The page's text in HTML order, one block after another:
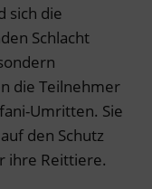
sich die
Schlacht
die Teilnehmer
Umritten. Sie
den Schutz
ihre Reittiere.